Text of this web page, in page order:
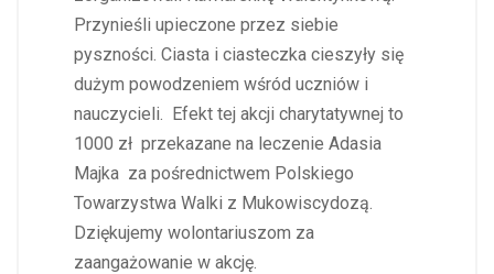
Przynieśli upieczone przez siebie
pyszności. Ciasta i ciasteczka cieszyły się
dużym powodzeniem wśród uczniów i
nauczycieli. Efekt tej akcji charytatywnej to
1000 zł przekazane na leczenie Adasia
Majka za pośrednictwem Polskiego
Towarzystwa Walki z Mukowiscydozą.
Dziękujemy wolontariuszom za
zaangażowanie w akcję.